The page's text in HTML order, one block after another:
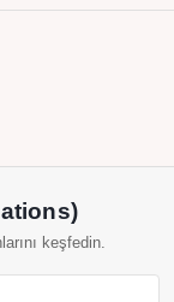
keşfedin.